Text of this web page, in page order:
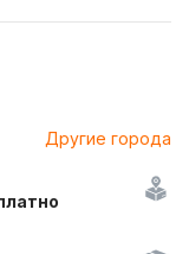
Другие города